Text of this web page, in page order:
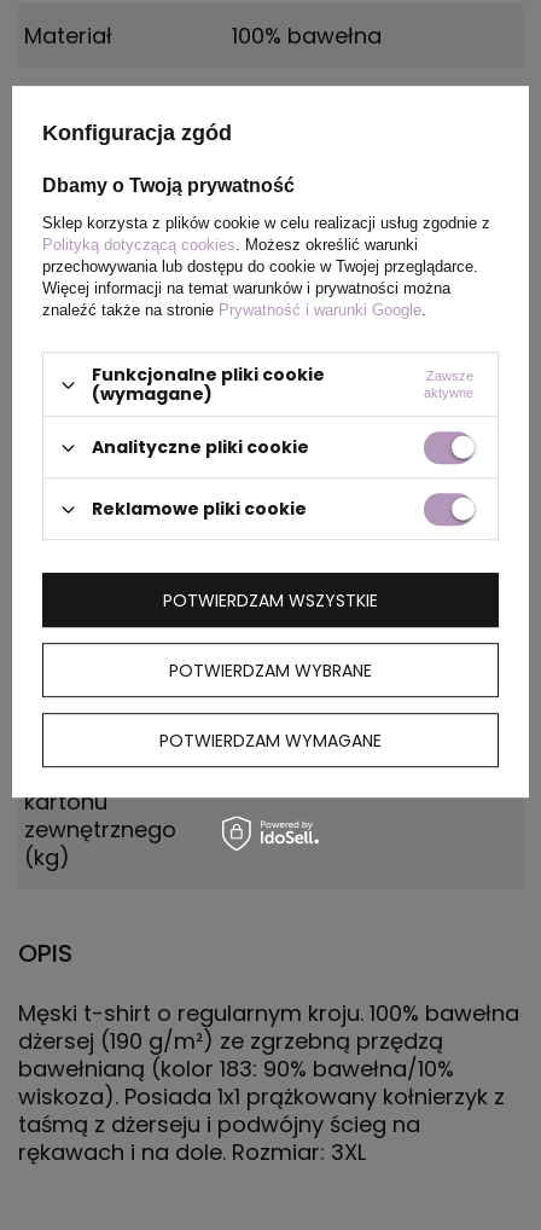
Materiał 100% bawełna
Wymiary
produktu
Rozmiar: 3XL
Kolor Szafirowy
Wymiary
kartonu
0.570x0.320x0.380
Ilość szt. w
wewnętrznym
10
Waga
kartonu
zewnętrznego
(kg)
21.000
OPIS
Męski t-shirt o regularnym kroju. 100% bawełna
dżersej (190 g/m²) ze zgrzebną przędzą
bawełnianą (kolor 183: 90% bawełna/10%
wiskoza). Posiada 1x1 prążkowany kołnierzyk z
taśmą z dżerseju i podwójny ścieg na
rękawach i na dole. Rozmiar: 3XL
Konfiguracja zgód
Dbamy o Twoją prywatność
Sklep korzysta z plików cookie w celu realizacji usług zgodnie z
Polityką dotyczącą cookies. Możesz określić warunki
przechowywania lub dostępu do cookie w Twojej przeglądarce.
Więcej informacji na temat warunków i prywatności można
znaleźć także na stronie Prywatność i warunki Google.
Funkcjonalne pliki cookie
(wymagane)
Zawsze
aktywne
Analityczne pliki cookie
Reklamowe pliki cookie
POTWIERDZAM WYBRANE
POTWIERDZAM WYMAGANE
POTWIERDZAM WSZYSTKIE